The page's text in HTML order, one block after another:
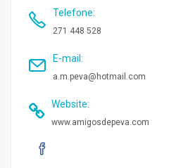
Telefone:
271 448 528
E-mail :
a.m.peva@hotmail.com
Website:
www.amigosdepeva.com